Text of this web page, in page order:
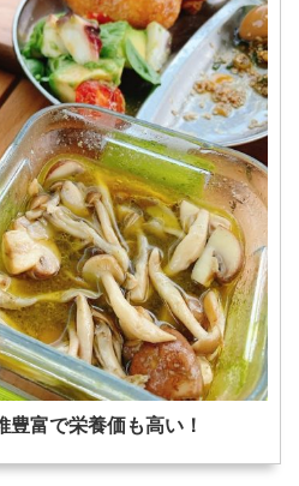
豊富で栄養価も高い！